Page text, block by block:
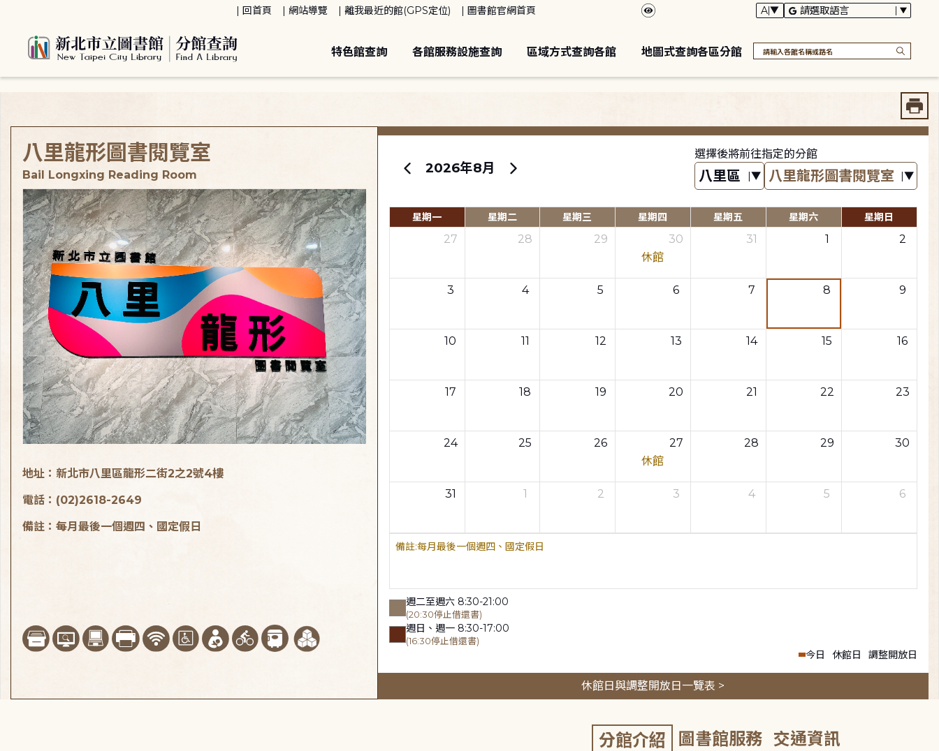
回首頁 網站導覽 離我最近的館(GPS定位) 圖書館官網首頁
特色館查詢 各館服務設施查詢 區域方式查詢各館 地圖式查詢各區分館
2026年8月
選擇後將前往指定的分館
星期一 星期二 星期三 星期四 星期五 星期六 星期日
27 28 29
30
休館
31 1 2
3 4 5 6 7 8 9
10 11 12 13 14 15 16
17 18 19 20 21 22 23
24 25 26
27
休館
28 29 30
31 1 2 3 4 5 6
每月最後一個週四、國定假日
週二至週六 8:30-21:00
(20:30停止借還書)
週日、週一 8:30-17:00
(16:30停止借還書)
今日 休館日 調整開放日
休館日與調整開放日一覽表 >
八里龍形圖書閱覽室
Bail Longxing Reading Room
地址：新北市八里區龍形二街2之2號4樓
電話：(02)2618-2649
備註：每月最後一個週四、國定假日
分館介紹 圖書館服務 交通資訊